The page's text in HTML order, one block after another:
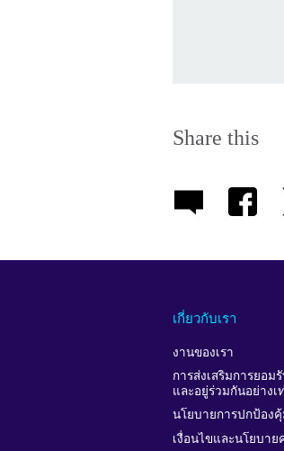
Share this
เกี่ยวกับเรา
งานของเรา
การส่งเสริมการยอม
และอยู่ร่วมกันอย่างเ
นโยบายการปกป้องคุ้
เงื่อนไขและนโยบา